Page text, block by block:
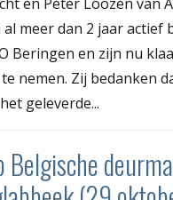
meer dan 2 jaar actief
Beringen en zijn nu
nemen. Zij bedanken
geleverde...
Belgische